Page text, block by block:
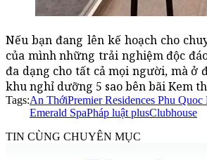
Nếu bạn đang lên kế hoạch cho
của mình những trải nghiệm độc
đa dạng cho tất cả mọi người, mà ở
khu nghỉ dưỡng 5 sao bên bãi Kem
Tags:An ThớiPremier Residences Phu
Emerald SpaPháp luật plusClubhouse
TIN CÙNG CHUYÊN MỤC